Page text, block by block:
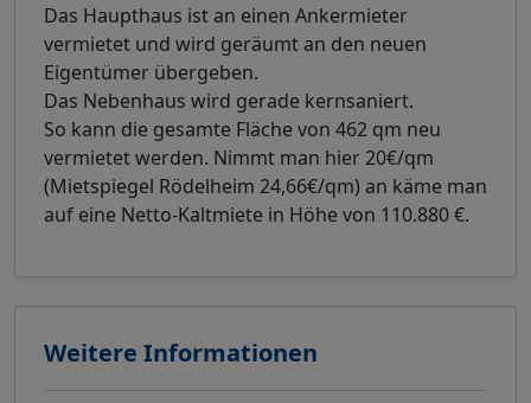
Das Haupthaus ist an einen Ankermieter
vermietet und wird geräumt an den neuen
Eigentümer übergeben.
Das Nebenhaus wird gerade kernsaniert.
So kann die gesamte Fläche von 462 qm neu
vermietet werden. Nimmt man hier 20€/qm
(Mietspiegel Rödelheim 24,66€/qm) an käme man
auf eine Netto-Kaltmiete in Höhe von 110.880 €.
Weitere Informationen